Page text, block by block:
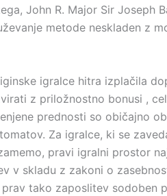
John R. Major Sir Joseph
metode neskladen z
igralce hitra izplačila
z priložnostno bonusi ,
prednosti so običajno
Za igralce, ki se
pravi igralni prostor
v skladu z zakoni o
tako zaposlitev sodoben